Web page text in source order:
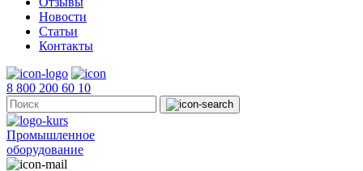
Новости
Статьи
Контакты
8 800 200 60 10
Промышленное
оборудование